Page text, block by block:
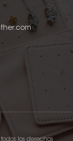
todos los derechos